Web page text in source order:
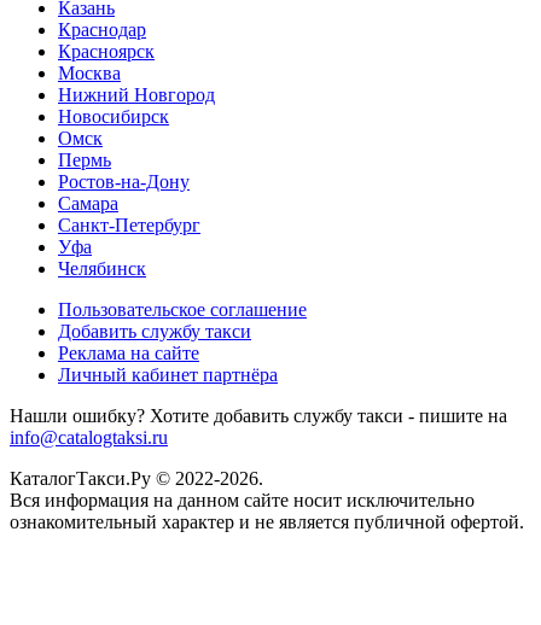
Казань
Краснодар
Красноярск
Москва
Нижний Новгород
Новосибирск
Омск
Пермь
Ростов-на-Дону
Самара
Санкт-Петербург
Уфа
Челябинск
Пользовательское соглашение
Добавить службу такси
Реклама на сайте
Личный кабинет партнёра
Нашли ошибку? Хотите добавить службу такси - пишите на
info@catalogtaksi.ru
КаталогТакси.Ру © 2022-2026.
Вся информация на данном сайте носит исключительно
ознакомительный характер и не является публичной офертой.